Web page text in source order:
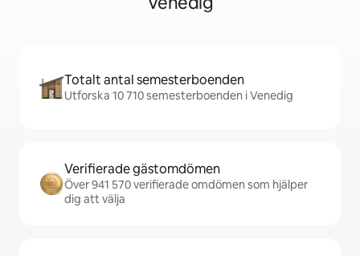
Totalt antal semesterboenden
Utforska 10 710 semesterboenden i Venedig
Verifierade gästomdömen
Över 941 570 verifierade omdömen som hjälper
dig att välja